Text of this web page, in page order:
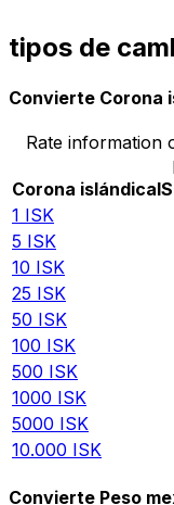
tipos de
Convierte Corona
Rate information
Corona islándica
1 ISK
5 ISK
10 ISK
25 ISK
50 ISK
100 ISK
500 ISK
1000 ISK
5000 ISK
10.000 ISK
Convierte Peso